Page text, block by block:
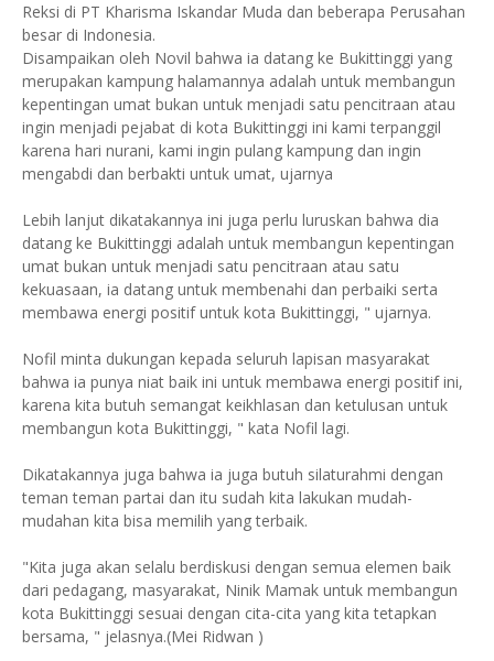
Reksi di PT Kharisma Iskandar Muda dan beberapa Perusahan
besar di Indonesia.
Disampaikan oleh Novil bahwa ia datang ke Bukittinggi yang
merupakan kampung halamannya adalah untuk membangun
kepentingan umat bukan untuk menjadi satu pencitraan atau
ingin menjadi pejabat di kota Bukittinggi ini kami terpanggil
karena hari nurani, kami ingin pulang kampung dan ingin
mengabdi dan berbakti untuk umat, ujarnya
Lebih lanjut dikatakannya ini juga perlu luruskan bahwa dia
datang ke Bukittinggi adalah untuk membangun kepentingan
umat bukan untuk menjadi satu pencitraan atau satu
kekuasaan, ia datang untuk membenahi dan perbaiki serta
membawa energi positif untuk kota Bukittinggi, " ujarnya.
Nofil minta dukungan kepada seluruh lapisan masyarakat
bahwa ia punya niat baik ini untuk membawa energi positif ini,
karena kita butuh semangat keikhlasan dan ketulusan untuk
membangun kota Bukittinggi, " kata Nofil lagi.
Dikatakannya juga bahwa ia juga butuh silaturahmi dengan
teman teman partai dan itu sudah kita lakukan mudah-
mudahan kita bisa memilih yang terbaik.
"Kita juga akan selalu berdiskusi dengan semua elemen baik
dari pedagang, masyarakat, Ninik Mamak untuk membangun
kota Bukittinggi sesuai dengan cita-cita yang kita tetapkan
bersama, " jelasnya.(Mei Ridwan )